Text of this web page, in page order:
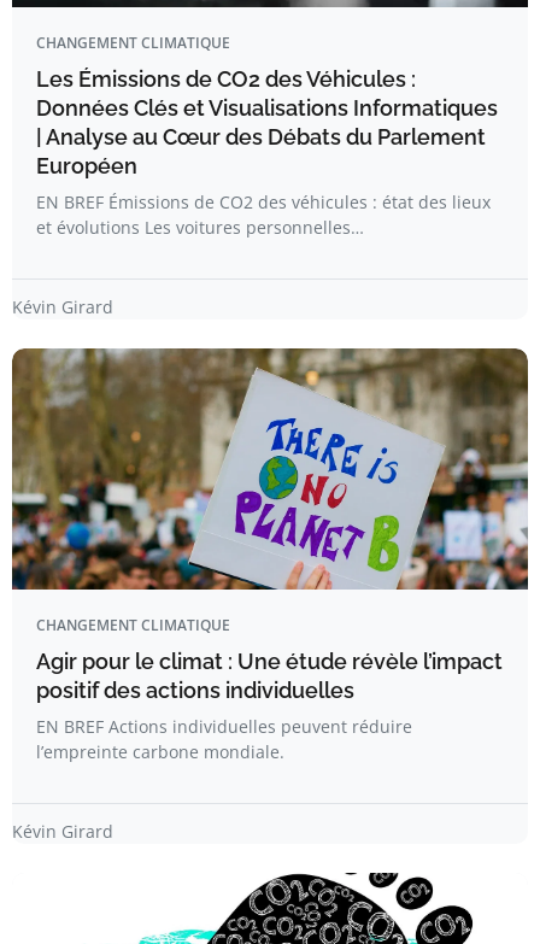
CHANGEMENT CLIMATIQUE
Les Émissions de CO2 des Véhicules :
Données Clés et Visualisations Informatiques
| Analyse au Cœur des Débats du Parlement
Européen
EN BREF Émissions de CO2 des véhicules : état des lieux
et évolutions Les voitures personnelles…
Kévin Girard
CHANGEMENT CLIMATIQUE
Agir pour le climat : Une étude révèle l’impact
positif des actions individuelles
EN BREF Actions individuelles peuvent réduire
l’empreinte carbone mondiale.
Kévin Girard